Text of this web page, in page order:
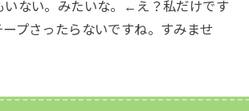
いない。みたいな。←え？私だけです
プさったらないですね。すみませ